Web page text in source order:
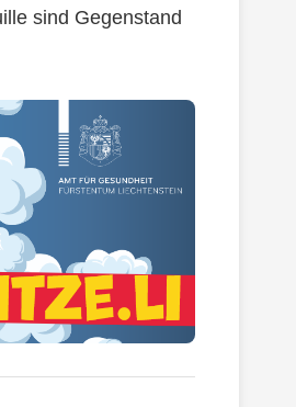
sind Gegenstand